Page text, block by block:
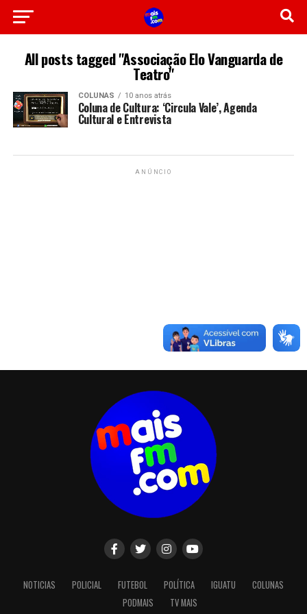
All posts tagged "Associação Elo Vanguarda de
Teatro"
COLUNAS 10 anos atrás
Coluna de Cultura: ‘Circula Vale’, Agenda
Cultural e Entrevista
ANÚNCIO
NOTICIAS POLICIAL FUTEBOL POLÍTICA IGUATU
COLUNAS
PODMAIS
TV MAIS